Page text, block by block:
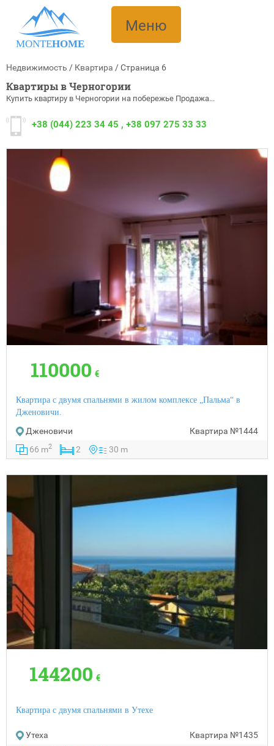
MONTEHOME
Меню
Недвижимость / Квартира /Cтраница 6
Квартиры в Черногории
Купить квартиру в Черногории на побережье Продажа...
+38 (044) 223 34 45 , +38 097 275 33 33
110000 €
Квартира с двумя спальнями в жилом комплексе „Пальма“ в
Дженовичи.
Дженовичи Квартира №1444
66 m2 2 30 m
144200 €
Квартира с двумя спальнями в Утехе
Утеха Квартира №1435